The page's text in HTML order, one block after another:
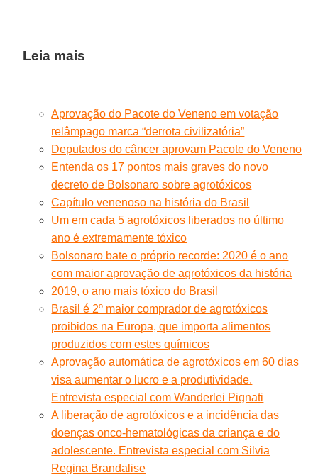
Leia mais
Aprovação do Pacote do Veneno em votação
relâmpago marca “derrota civilizatória”
Deputados do câncer aprovam Pacote do Veneno
Entenda os 17 pontos mais graves do novo
decreto de Bolsonaro sobre agrotóxicos
Capítulo venenoso na história do Brasil
Um em cada 5 agrotóxicos liberados no último
ano é extremamente tóxico
Bolsonaro bate o próprio recorde: 2020 é o ano
com maior aprovação de agrotóxicos da história
2019, o ano mais tóxico do Brasil
Brasil é 2º maior comprador de agrotóxicos
proibidos na Europa, que importa alimentos
produzidos com estes químicos
Aprovação automática de agrotóxicos em 60 dias
visa aumentar o lucro e a produtividade.
Entrevista especial com Wanderlei Pignati
A liberação de agrotóxicos e a incidência das
doenças onco-hematológicas da criança e do
adolescente. Entrevista especial com Silvia
Regina Brandalise